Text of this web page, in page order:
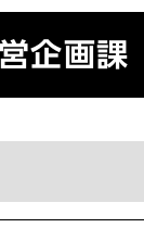
企画課